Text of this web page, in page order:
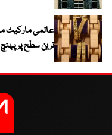
ترین سطح پر